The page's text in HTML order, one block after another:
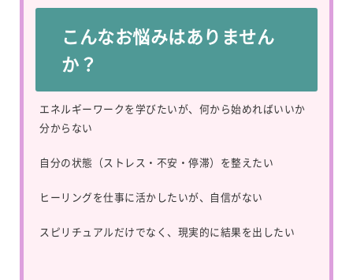
こんなお悩みはありません
か？
エネルギーワークを学びたいが、何から始めればいいか
分からない
自分の状態（ストレス・不安・停滞）を整えたい
ヒーリングを仕事に活かしたいが、自信がない
スピリチュアルだけでなく、現実的に結果を出したい